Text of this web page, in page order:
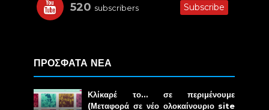
520 subscribers Subscribe
ΠΡΟΣΦΑΤΑ ΝΕΑ
Κλίκαρέ το… σε περιμένουμε
(Μεταφορά σε νέο ολοκαίνουριο site